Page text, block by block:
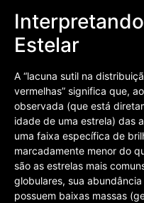
Estelar
A “lacuna sutil na
vermelhas” significa que,
observada (que está
idade de uma estrela) das
uma faixa específica de
marcadamente menor do
são as estrelas mais
globulares, sua
possuem baixas massas